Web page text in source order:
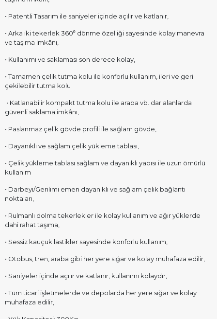
• Patentli Tasarım ile saniyeler içinde açılır ve katlanır,
• Arka iki tekerlek 360⁰ dönme özelliği sayesinde kolay manevra
ve taşıma imkânı,
• Kullanımı ve saklaması son derece kolay,
• Tamamen çelik tutma kolu ile konforlu kullanım, ileri ve geri
çekilebilir tutma kolu
• Katlanabilir kompakt tutma kolu ile araba vb. dar alanlarda
güvenli saklama imkânı,
• Paslanmaz çelik gövde profili ile sağlam gövde,
• Dayanıklı ve sağlam çelik yükleme tablası,
• Çelik yükleme tablası sağlam ve dayanıklı yapısı ile uzun ömürlü
kullanım
• Darbeyi/Gerilimi emen dayanıklı ve sağlam çelik bağlantı
noktaları,
• Rulmanlı dolma tekerlekler ile kolay kullanım ve ağır yüklerde
dahi rahat taşıma,
• Sessiz kauçuk lastikler sayesinde konforlu kullanım,
• Otobüs, tren, araba gibi her yere sığar ve kolay muhafaza edilir,
• Saniyeler içinde açılır ve katlanır, kullanımı kolaydır,
• Tüm ticari işletmelerde ve depolarda her yere sığar ve kolay
muhafaza edilir,